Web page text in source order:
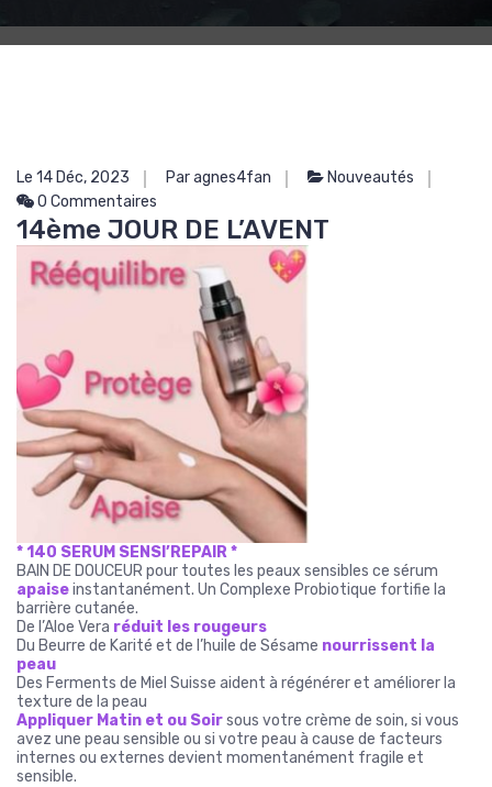
Le 14 Déc, 2023 Par agnes4fan
Nouveautés
0 Commentaires
14ème JOUR DE L’AVENT
* 140 SERUM SENSI’REPAIR *
BAIN DE DOUCEUR pour toutes les peaux sensibles ce sérum
apaiseinstantanément. Un Complexe Probiotique fortifie la
barrière cutanée.
De l’Aloe Vera réduit les rougeurs
Du Beurre de Karité et de l’huile de Sésame nourrissent la
peau
Des Ferments de Miel Suisse aident à régénérer et améliorer la
texture de la peau
Appliquer Matin et ou Soirsous votre crème de soin, si vous
avez une peau sensible ou si votre peau à cause de facteurs
internes ou externes devient momentanément fragile et
sensible.